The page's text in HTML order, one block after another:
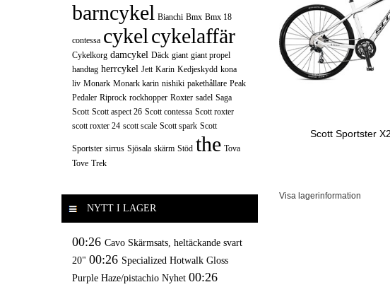
barncykel Bianchi Bmx Bmx 18
contessa cykel cykelaffär
Cykelkorg damcykel Däck giant giant propel
handtag herrcykel Jett Karin Kedjeskydd kona
liv Monark Monark karin nishiki pakethållare Peak
Pedaler Riprock rockhopper Roxter sadel Saga
Scott Scott aspect 26 Scott contessa Scott roxter
scott roxter 24 scott scale Scott spark Scott
Sportster sirrus Sjösala skärm Stöd the Tova
Tove Trek
NYTT I LAGER
00:26 Cavo Skärmsats, heltäckande svart
20" 00:26 Specialized Hotwalk Gloss
Purple Haze/pistachio Nyhet 00:26
Scott Sportster
Visa lagerinformation